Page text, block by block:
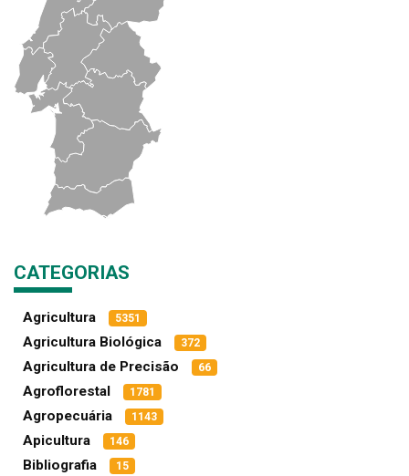
CATEGORIAS
Agricultura 5351
Agricultura Biológica 372
Agricultura de Precisão 66
Agroflorestal 1781
Agropecuária 1143
Apicultura 146
Bibliografia 15